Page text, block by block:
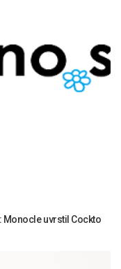
Monocle uvrstil Cockto